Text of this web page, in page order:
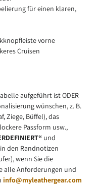
für einen klaren,
vorne
Cruisen
aufgeführt ist ODER
wünschen, z. B.
Ziege, Büffel), das
Passform usw.,
und
den Randnotizen
wenn Sie die
alle Anforderungen und
info@myleathergear.com